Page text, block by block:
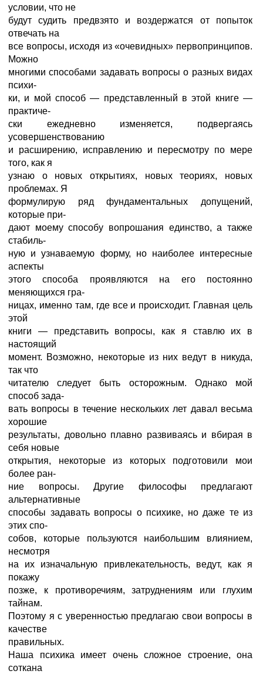
условии, что не
будут судить предвзято и воздержатся от попыток
отвечать на
все вопросы, исходя из «очевидных» первопринципов.
Можно
многими способами задавать вопросы о разных видах
психи-
ки, и мой способ — представленный в этой книге —
практиче-
ски ежедневно изменяется, подвергаясь
усовершенствованию
и расширению, исправлению и пересмотру по мере
того, как я
узнаю о новых открытиях, новых теориях, новых
проблемах. Я
формулирую ряд фундаментальных допущений,
которые при-
дают моему способу вопрошания единство, а также
стабиль-
ную и узнаваемую форму, но наиболее интересные
аспекты
этого способа проявляются на его постоянно
меняющихся гра-
ницах, именно там, где все и происходит. Главная цель
этой
книги — представить вопросы, как я ставлю их в
настоящий
момент. Возможно, некоторые из них ведут в никуда,
так что
читателю следует быть осторожным. Однако мой
способ зада-
вать вопросы в течение нескольких лет давал весьма
хорошие
результаты, довольно плавно развиваясь и вбирая в
себя новые
открытия, некоторые из которых подготовили мои
более ран-
ние вопросы. Другие философы предлагают
альтернативные
способы задавать вопросы о психике, но даже те из
этих спо-
собов, которые пользуются наибольшим влиянием,
несмотря
на их изначальную привлекательность, ведут, как я
покажу
позже, к противоречиям, затруднениям или глухим
тайнам.
Поэтому я с уверенностью предлагаю свои вопросы в
качестве
правильных.
Наша психика имеет очень сложное строение, она
соткана